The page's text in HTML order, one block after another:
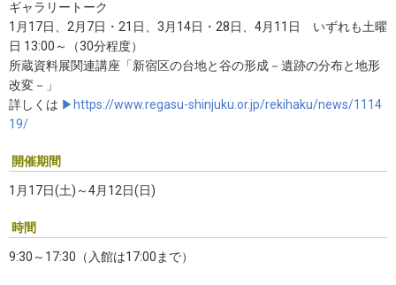
ギャラリートーク
1月17日、2月7日・21日、3月14日・28日、4月11日 いずれも土曜
日 13:00～（30分程度）
所蔵資料展関連講座「新宿区の台地と谷の形成－遺跡の分布と地形
改変－」
詳しくは ▶https://www.regasu-shinjuku.or.jp/rekihaku/news/1114
19/
開催期間
1月17日(土)～4月12日(日)
時間
9:30～17:30（入館は17:00まで）